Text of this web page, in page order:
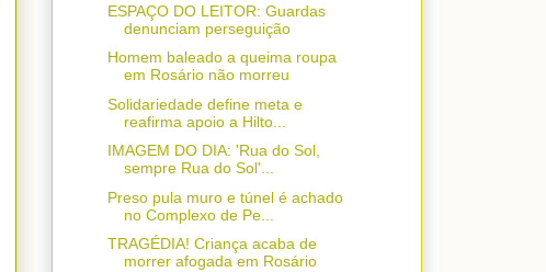
ESPAÇO DO LEITOR: Guardas
denunciam perseguição
Homem baleado a queima roupa
em Rosário não morreu
Solidariedade define meta e
reafirma apoio a Hilto...
IMAGEM DO DIA: 'Rua do Sol,
sempre Rua do Sol'...
Preso pula muro e túnel é achado
no Complexo de Pe...
TRAGÉDIA! Criança acaba de
morrer afogada em Rosário